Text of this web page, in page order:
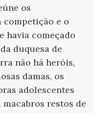
os
competição e o
havia começado
duquesa de
não há heróis,
damas, os
adolescentes
macabros restos de